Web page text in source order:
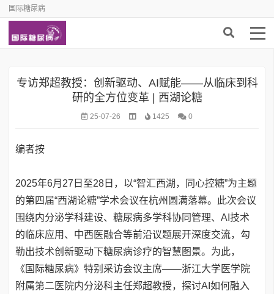
国际糖尿病
专访郑超教授：创新驱动、AI赋能——从临床到科
研的全方位变革 | 西湖论糖
25-07-26 1425 0
编者按
2025年6月27日至28日，以“智汇西湖，同心控糖”为主题
的第四届“西湖论糖”学术会议在杭州圆满落幕。此次会议
围绕内分泌学科建设、糖尿病多学科协同管理、AI技术
的临床应用、中西医融合等前沿议题展开深度交流，勾
勒出技术创新驱动下糖尿病诊疗的智慧图景。为此，
《国际糖尿病》特别采访会议主席——浙江大学医学院
附属第二医院内分泌科主任郑超教授，探讨AI如何融入